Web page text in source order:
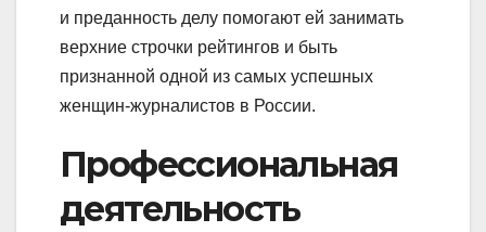
и преданность делу помогают ей занимать
верхние строчки рейтингов и быть
признанной одной из самых успешных
женщин-журналистов в России.
Профессиональная
деятельность